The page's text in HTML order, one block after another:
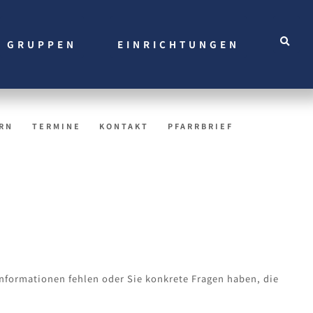
GRUPPEN EINRICHTUNGEN
TERMINE KONTAKT PFARRBRIEF
fehlen oder Sie konkrete Fragen haben, die